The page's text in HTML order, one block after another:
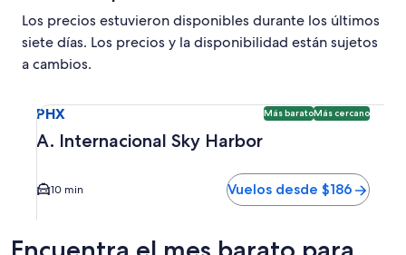
Los precios estuvieron disponibles durante los últimos
siete días. Los precios y la disponibilidad están sujetos
a cambios.
PHX Más baratoMás cercano
A. Internacional Sky Harbor
10 min Vuelos desde $186